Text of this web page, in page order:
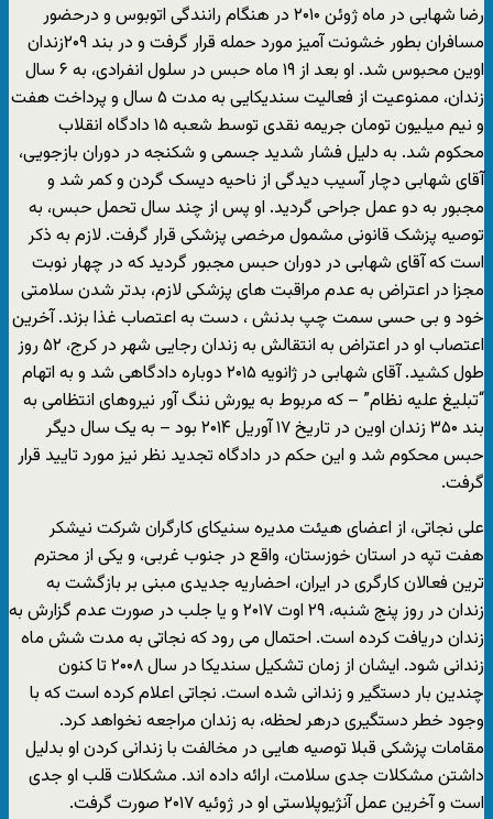
رضا شهابی در ماه ژوئن ۲۰۱۰ در هنگام رانندگی اتوبوس و درحضور
مسافران بطور خشونت آمیز مورد حمله قرار گرفت و در بند ۲۰۹زندان
اوین محبوس شد. او بعد از ۱۹ ماه حبس در سلول انفرادی، به ۶ سال
زندان، ممنوعیت از فعالیت سندیکایی به مدت ۵ سال و پرداخت هفت
و نیم میلیون تومان جریمه نقدی توسط شعبه ۱۵ دادگاه انقلاب
محکوم شد. به دلیل فشار شدید جسمی و شکنجه در دوران بازجویی،
آقای شهابی دچار آسیب دیدگی از ناحیه دیسک گردن و کمر شد و
مجبور به دو عمل جراحی گردید. او پس از چند سال تحمل حبس، به
توصیه پزشک قانونی مشمول مرخصی پزشکی قرار گرفت. لازم به ذکر
است که آقای شهابی در دوران حبس مجبور گردید که در چهار نوبت
مجزا در اعتراض به عدم مراقبت های پزشکی لازم، بدتر شدن سلامتی
خود و بی حسی سمت چپ بدنش ، دست به اعتصاب غذا بزند. آخرین
اعتصاب او در اعتراض به انتقالش به زندان رجایی شهر در کرج، ۵۲ روز
طول کشید. آقای شهابی در ژانویه ۲۰۱۵ دوباره دادگاهی شد و به اتهام
“تبلیغ علیه نظام” – که مربوط به یورش ننگ آور نیروهای انتظامی به
بند ۳۵۰ زندان اوین در تاریخ ۱۷ آوریل ۲۰۱۴ بود – به یک سال دیگر
حبس محکوم شد و این حکم در دادگاه تجدید نظر نیز مورد تایید قرار
گرفت.
علی نجاتی، از اعضای هیئت مدیره سنیکای کارگران شرکت نیشکر
هفت تپه در استان خوزستان، واقع در جنوب غربی، و یکی از محترم
ترین فعالان کارگری در ایران، احضاریه جدیدی مبنی بر بازگشت به
زندان در روز پنج شنبه، ۲۹ اوت ۲۰۱۷ و یا جلب در صورت عدم گزارش به
زندان دریافت کرده است. احتمال می رود که نجاتی به مدت شش ماه
زندانی شود. ایشان از زمان تشکیل سندیکا در سال ۲۰۰۸ تا کنون
چندین بار دستگیر و زندانی شده است. نجاتی اعلام کرده است که با
وجود خطر دستگیری درهر لحظه، به زندان مراجعه نخواهد کرد.
مقامات پزشکی قبلا توصیه هایی در مخالفت با زندانی کردن او بدلیل
داشتن مشکلات جدی سلامت، ارائه داده اند. مشکلات قلب او جدی
است و آخرین عمل آنژیوپلاستی او در ژوئیه ۲۰۱۷ صورت گرفت.